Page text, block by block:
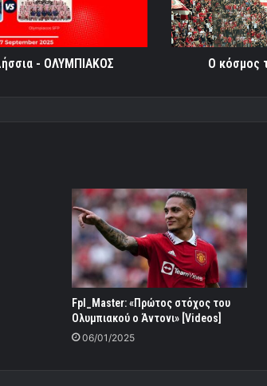
- ΟΛΥΜΠΙΑΚΟΣ
παρόν
Ο κόσμος
Fpl_Master: «Πρώτος στόχος του
Ολυμπιακού ο Άντονι» [Videos]
06/01/2025